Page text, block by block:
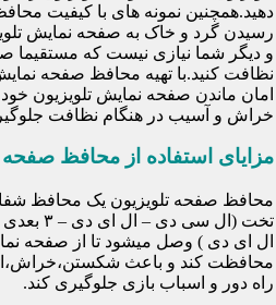
دهید.همچنین نمونه های با کیفیت
رسیدن گرد و خاک به صفحه نمایش
و دیگر شما نیازی نیست که مستقیما
نظافت کنید.با تهیه محافظ صفحه نمایش
امان ماندن صفحه نمایش تلویزیون
خراش و آسیب در هنگام نظافت
مزایای استفاده از محافظ صفحه
محافظ صفحه تلویزیون یک محافظ
تخت (ال
ال ای دی ) وصل میشود تا از صفحه
محافظت کند و باعث
راه دور و اسباب بازی جلوگیری کند.